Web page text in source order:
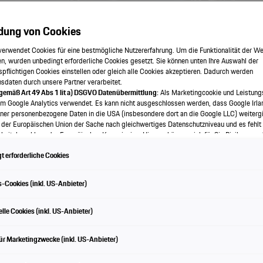
& Performance entdecken
Leistung auf einen
von Cookies
Cookies für eine bestmögliche Nutzererfahrung. Um die Funktionalität der
wurden unbedingt erforderliche Cookies gesetzt. Sie können unten Ihre Auswahl der
Cookies einstellen oder gleich alle Cookies akzeptieren. Dadurch werden
durch unsere Partner verarbeitet.
Art 49 Abs 1 lit a) DSGVO Datenübermittlung:Als Marketingcookie und
Google Analytics verwendet. Es kann nicht ausgeschlossen werden, dass Google
personenbezogene Daten in die USA (insbesondere dort an die Google LLC)
Europäischen Union der Sache nach gleichwertiges Datenschutzniveau und es
der Europäischen Kommission. Hieraus können sich für Sie Risiken
weil nicht ausgeschlossen werden kann, dass aufgrund aktueller Gesetze US-
auch für US-Dienstleister erlauben, dann stimmen Sie damit auch gemäß Art 49
die für Zwecke von Google Analytics gesetzt werden, finden Sie in den Cookie-
für diese Website und die Cookies ist die Porsche Austria GmbH und Co. OG.
erforderliche Cookies
Cookies (inkl. US-Anbieter)
Cookies (inkl. US-Anbieter)
Marketingzwecke (inkl. US-Anbieter)